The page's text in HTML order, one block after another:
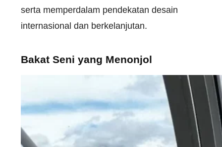
serta memperdalam pendekatan desain
internasional dan berkelanjutan.
Bakat Seni yang Menonjol